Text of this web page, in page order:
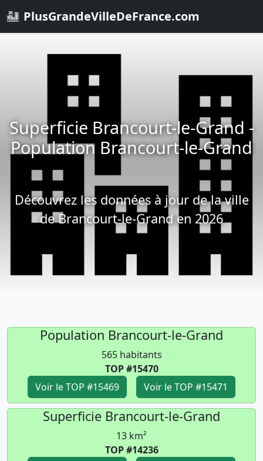
PlusGrandeVilleDeFrance.com
Superficie Brancourt-le-Grand -
Population Brancourt-le-Grand
Découvrez les données à jour de la ville
de Brancourt-le-Grand en 2026
Population Brancourt-le-Grand
565 habitants
TOP #15470
Voir le TOP #15469
Voir le TOP #15471
Superficie Brancourt-le-Grand
13 km²
TOP #14236